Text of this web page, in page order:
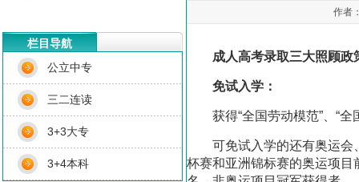
作者
成人高考录取三大照顾
免试入学：
获得“全国劳动模范”、“
可免试入学的还有奥运会
杯赛和亚洲锦标赛的奥运项
栏目导航
公立中专
三二连读
3+3大专
3+4本科